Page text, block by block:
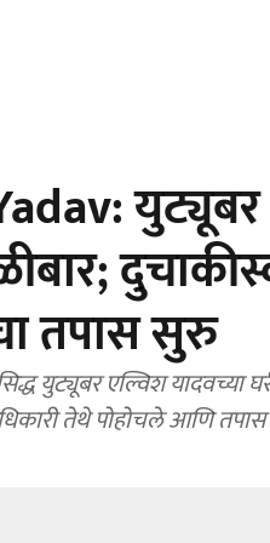
युट्यूबर
तपास सुरु
युट्यूबर एल्विश यादवच्या
तेथे पोहोचले आणि